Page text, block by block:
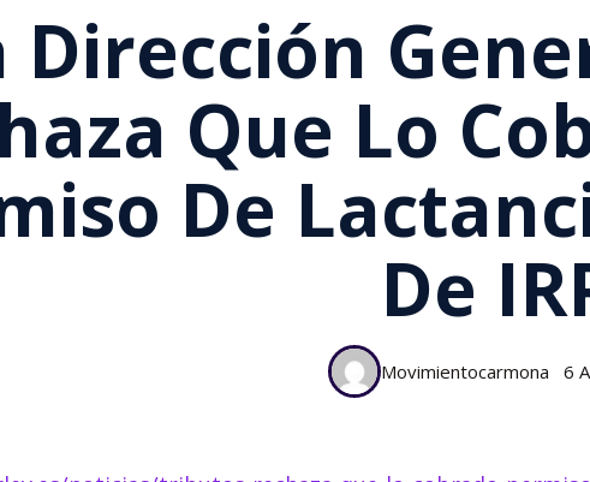
Dirección
Que Lo
De
De
Movimientocarmona 6